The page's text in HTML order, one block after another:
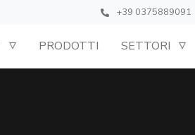
+39 0375889091
PRODOTTI SETTORI